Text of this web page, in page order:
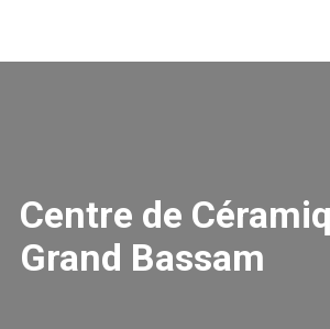
Centre de
Grand Bassam